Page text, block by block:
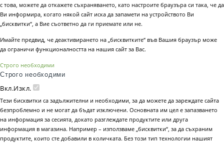
с това, можете да откажете съхраняването, като настроите браузъра си така, че да
Ви информира, когато някой сайт иска да запамети на устройството Ви
„бисквитки“, а Вие съответно да ги приемате или не.
Имайте предвид, че деактивирането на „бисквитките“ във Вашия браузър може
да ограничи функционалността на нашия сайт за Вас.
Строго необходими
Строго необходими
Вкл.Изкл.
Тези бисквитки са задължителни и необходими, за да можете да зареждате сайта
безпроблемно и не могат да бъдат изключени. Основната им цел е запазването
на информация за сесията, докато разглеждате продуктите или друга
информация в магазина. Например – използваме „бисквитки“, за да съхраним
продуктите, които сте добавили в количката. Без този тип технологии нашият